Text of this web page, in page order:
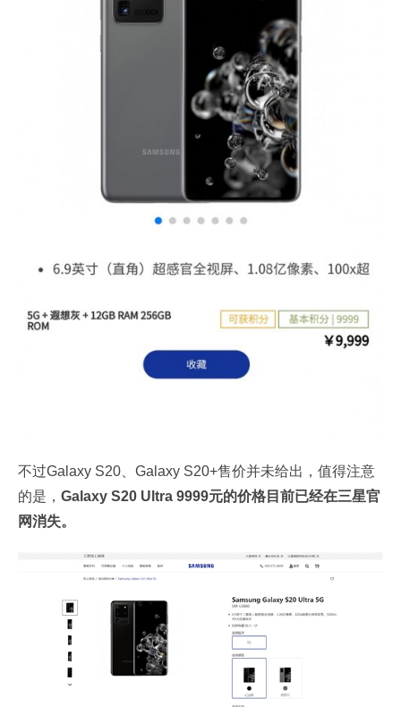
不过Galaxy S20、Galaxy S20+售价并未给出，值得注意
的是， Galaxy S20 Ultra 9999元的价格目前已经在三星官
网消失。